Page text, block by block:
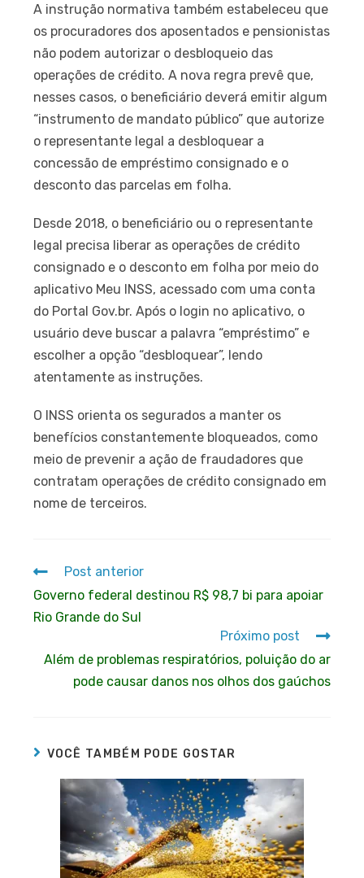
A instrução normativa também estabeleceu que
os procuradores dos aposentados e pensionistas
não podem autorizar o desbloqueio das
operações de crédito. A nova regra prevê que,
nesses casos, o beneficiário deverá emitir algum
“instrumento de mandato público” que autorize
o representante legal a desbloquear a
concessão de empréstimo consignado e o
desconto das parcelas em folha.
Desde 2018, o beneficiário ou o representante
legal precisa liberar as operações de crédito
consignado e o desconto em folha por meio do
aplicativo Meu INSS, acessado com uma conta
do Portal Gov.br. Após o login no aplicativo, o
usuário deve buscar a palavra “empréstimo” e
escolher a opção “desbloquear”, lendo
atentamente as instruções.
O INSS orienta os segurados a manter os
benefícios constantemente bloqueados, como
meio de prevenir a ação de fraudadores que
contratam operações de crédito consignado em
nome de terceiros.
Post anterior
Governo federal destinou R$ 98,7 bi para apoiar
Rio Grande do Sul
Próximo post
Além de problemas respiratórios, poluição do ar
pode causar danos nos olhos dos gaúchos
VOCÊ TAMBÉM PODE GOSTAR